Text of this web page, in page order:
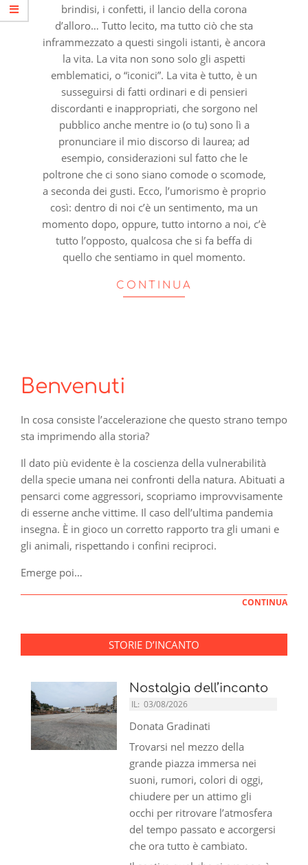
brindisi, i confetti, il lancio della corona
d’alloro… Tutto lecito, ma tutto ciò che sta
inframmezzato a questi singoli istanti, è ancora
la vita. La vita non sono solo gli aspetti
emblematici, o “iconici”. La vita è tutto, è un
susseguirsi di fatti ordinari e di pensieri
discordanti e inappropriati, che sorgono nel
pubblico anche mentre io (o tu) sono lì a
pronunciare il mio discorso di laurea; ad
esempio, considerazioni sul fatto che le
poltrone che ci sono siano comode o scomode,
a seconda dei gusti. Ecco, l’umorismo è proprio
così: dentro di noi c’è un sentimento, ma un
momento dopo, oppure, tutto intorno a noi, c’è
tutto l’opposto, qualcosa che si fa beffa di
quello che sentiamo in quel momento.
CONTINUA
Benvenuti
In cosa consiste l’accelerazione che questo strano tempo
sta imprimendo alla storia?
Il dato più evidente è la coscienza della vulnerabilità
della specie umana nei confronti della natura. Abituati a
pensarci come aggressori, scopriamo improvvisamente
di esserne anche vittime. Il caso dell’ultima pandemia
insegna. È in gioco un corretto rapporto tra gli umani e
gli animali, rispettando i confini reciproci.
Emerge poi…
CONTINUA
STORIE D’INCANTO
Nostalgia dell’incanto
IL: 03/08/2026
Donata Gradinati
Trovarsi nel mezzo della
grande piazza immersa nei
suoni, rumori, colori di oggi,
chiudere per un attimo gli
occhi per ritrovare l’atmosfera
del tempo passato e accorgersi
che ora tutto è cambiato.